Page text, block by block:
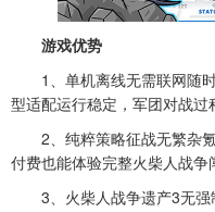
游戏优势
1、单机离线无需联网随时
型适配运行稳定，军团对战过
2、纯粹策略征战无繁杂氪
付费也能体验完整火柴人战争
3、火柴人战争遗产3无强